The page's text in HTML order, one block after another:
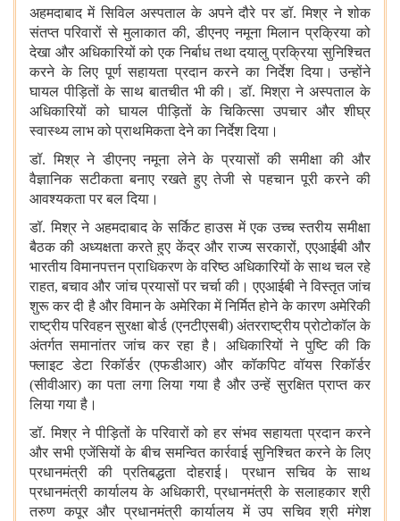
अहमदाबाद में सिविल अस्पताल के अपने दौरे पर डॉ. मिश्र ने शोक
संतप्त परिवारों से मुलाकात की, डीएनए नमूना मिलान प्रक्रिया को
देखा और अधिकारियों को एक निर्बाध तथा दयालु प्रक्रिया सुनिश्चित
करने के लिए पूर्ण सहायता प्रदान करने का निर्देश दिया। उन्होंने
घायल पीड़ितों के साथ बातचीत भी की। डॉ. मिश्रा ने अस्पताल के
अधिकारियों को घायल पीड़ितों के चिकित्सा उपचार और शीघ्र
स्वास्थ्य लाभ को प्राथमिकता देने का निर्देश दिया।
डॉ. मिश्र ने डीएनए नमूना लेने के प्रयासों की समीक्षा की और
वैज्ञानिक सटीकता बनाए रखते हुए तेजी से पहचान पूरी करने की
आवश्यकता पर बल दिया।
डॉ. मिश्र ने अहमदाबाद के सर्किट हाउस में एक उच्च स्तरीय समीक्षा
बैठक की अध्यक्षता करते हुए केंद्र और राज्य सरकारों, एएआईबी और
भारतीय विमानपत्तन प्राधिकरण के वरिष्ठ अधिकारियों के साथ चल रहे
राहत, बचाव और जांच प्रयासों पर चर्चा की। एएआईबी ने विस्तृत जांच
शुरू कर दी है और विमान के अमेरिका में निर्मित होने के कारण अमेरिकी
राष्ट्रीय परिवहन सुरक्षा बोर्ड (एनटीएसबी) अंतरराष्ट्रीय प्रोटोकॉल के
अंतर्गत समानांतर जांच कर रहा है। अधिकारियों ने पुष्टि की कि
फ्लाइट डेटा रिकॉर्डर (एफडीआर) और कॉकपिट वॉयस रिकॉर्डर
(सीवीआर) का पता लगा लिया गया है और उन्हें सुरक्षित प्राप्त कर
लिया गया है।
डॉ. मिश्र ने पीड़ितों के परिवारों को हर संभव सहायता प्रदान करने
और सभी एजेंसियों के बीच समन्वित कार्रवाई सुनिश्चित करने के लिए
प्रधानमंत्री की प्रतिबद्धता दोहराई। प्रधान सचिव के साथ
प्रधानमंत्री कार्यालय के अधिकारी, प्रधानमंत्री के सलाहकार श्री
तरुण कपूर और प्रधानमंत्री कार्यालय में उप सचिव श्री मंगेश